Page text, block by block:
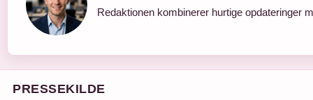
Redaktionen kombinerer hurtige opdateringer
PRESSEKILDE